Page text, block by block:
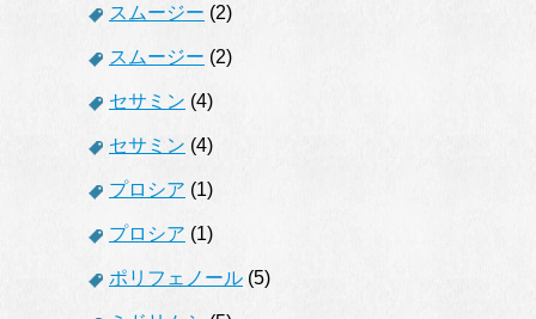
スムージー (2)
スムージー (2)
セサミン (4)
セサミン (4)
プロシア (1)
プロシア (1)
ポリフェノール (5)